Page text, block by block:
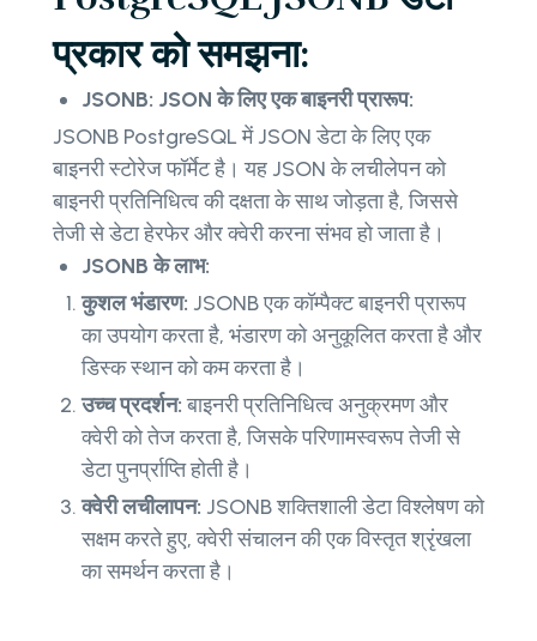
प्रकार को समझना:
JSONB: JSON के लिए एक बाइनरी प्रारूप:
JSONB PostgreSQL में JSON डेटा के लिए एक
बाइनरी स्टोरेज फॉर्मेट है। यह JSON के लचीलेपन को
बाइनरी प्रतिनिधित्व की दक्षता के साथ जोड़ता है, जिससे
तेजी से डेटा हेरफेर और क्वेरी करना संभव हो जाता है।
JSONB के लाभ:
कुशल भंडारण: JSONB एक कॉम्पैक्ट बाइनरी प्रारूप
का उपयोग करता है, भंडारण को अनुकूलित करता है और
डिस्क स्थान को कम करता है।
उच्च प्रदर्शन:बाइनरी प्रतिनिधित्व अनुक्रमण और
क्वेरी को तेज करता है, जिसके परिणामस्वरूप तेजी से
डेटा पुनर्प्राप्ति होती है।
क्वेरी लचीलापन: JSONB शक्तिशाली डेटा विश्लेषण को
सक्षम करते हुए, क्वेरी संचालन की एक विस्तृत श्रृंखला
का समर्थन करता है।